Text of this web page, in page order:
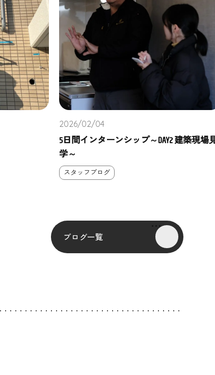
2026/02/04
5日間インターンシップ～DAY2 建築現場
学～
スタッフブログ
ブログ一覧